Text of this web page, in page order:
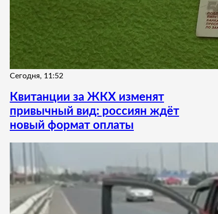
Сегодня, 11:52
Квитанции за ЖКХ изменят
привычный вид: россиян ждёт
новый формат оплаты